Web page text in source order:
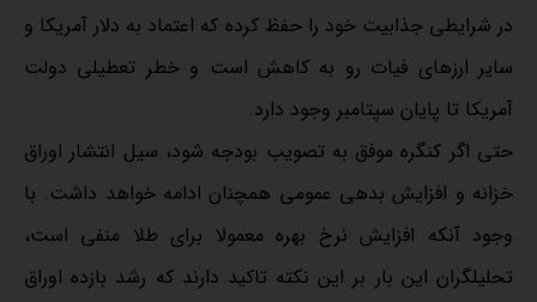
در شرایطی جذابیت خود را حفظ کرده که اعتماد به دلار آمریکا و
سایر ارزهای فیات رو به کاهش است و خطر تعطیلی دولت
آمریکا تا پایان سپتامبر وجود دارد.
حتی اگر کنگره موفق به تصویب بودجه شود، سیل انتشار اوراق
خزانه و افزایش بدهی عمومی همچنان ادامه خواهد داشت. با
وجود آنکه افزایش نرخ بهره معمولا برای طلا منفی است،
تحلیلگران این بار بر این نکته تاکید دارند که رشد بازده اوراق